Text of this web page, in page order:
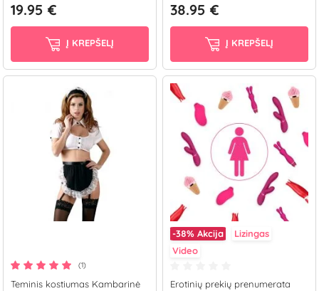
19.95 €
Į KREPŠELĮ
38.95 €
Į KREPŠELĮ
(1)
Teminis kostiumas Kambarinė
-38% Akcija
Lizingas
Video
Erotinių prekių prenumerata